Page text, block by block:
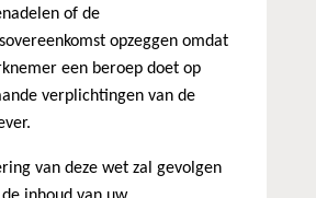
of de
opzeggen omdat
een beroep doet op
verplichtingen van de
van deze wet zal gevolgen